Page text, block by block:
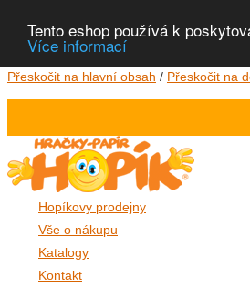
Tento eshop používá k
Více informací
Přeskočit na hlavní obsah / Přeskočit na
Hopíkovy prodejny
Vše o nákupu
Katalogy
Kontakt